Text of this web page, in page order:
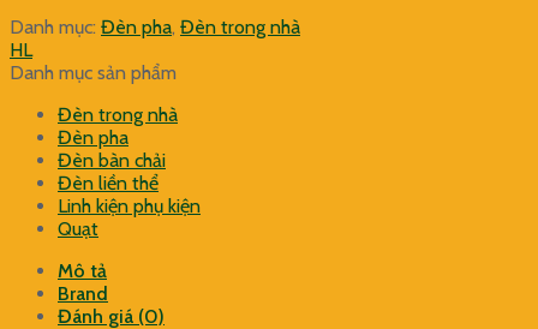
mắt
300W
2025
số
lượng
Danh mục: Đèn pha, Đèn trong nhà
HL
Danh mục sản phẩm
Đèn trong nhà
Đèn pha
Đèn bàn chải
Đèn liền thể
Linh kiện phụ kiện
Quạt
Mô tả
Brand
Đánh giá (0)